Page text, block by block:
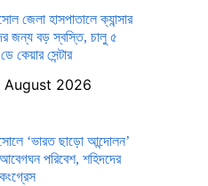
জেলা হাসপাতালে ক্যান্সার
জন্য বড় স্বস্তি, চালু ৫
কেয়ার সেন্টার
August 2026
‘ভারত ছাড়ো আন্দোলন’
পরিবেশ, শহিদদের